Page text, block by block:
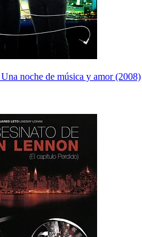
noche de música y amor (2008)